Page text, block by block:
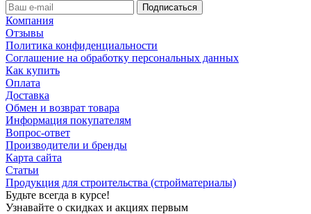
Компания
Отзывы
Политика конфиденциальности
Соглашение на обработку персональных данных
Как купить
Оплата
Доставка
Обмен и возврат товара
Информация покупателям
Вопрос-ответ
Производители и бренды
Карта сайта
Статьи
Продукция для строительства (стройматериалы)
Будьте всегда в курсе!
Узнавайте о скидках и акциях первым